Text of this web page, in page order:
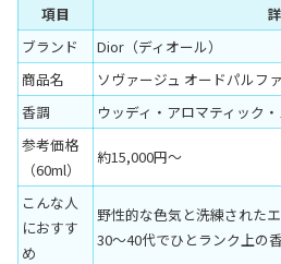
項目
ブランド
Dior（ディオール）
商品名
ソヴァージュ オードパルフ
香調
ウッディ・アロマティック
参考価格
（60ml）
約15,000円〜
こんな人
におすす
め
野性的な色気と洗練された
30〜40代でひとランク上の